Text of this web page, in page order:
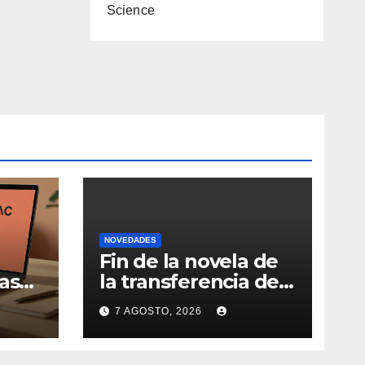
Science
NOVEDADES
Fin de la novela de
la transferencia de
Nicolás de la Cruz a
Peñarol: “La
operación no se
7 AGOSTO, 2026